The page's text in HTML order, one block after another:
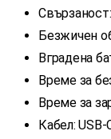
Безжичен
Вградена
Време за
Време за
Кабел: